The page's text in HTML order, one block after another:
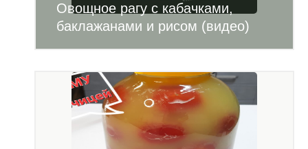
Овощное рагу с кабачками,
баклажанами и рисом (видео)